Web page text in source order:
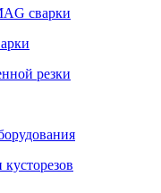
сварки
резки